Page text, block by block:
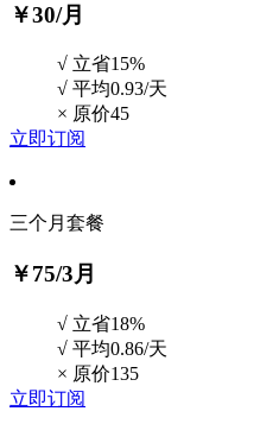
￥30/月
√ 立省15%
√ 平均0.93/天
× 原价45
立即订阅
三个月套餐
￥75/3月
√ 立省18%
√ 平均0.86/天
× 原价135
立即订阅